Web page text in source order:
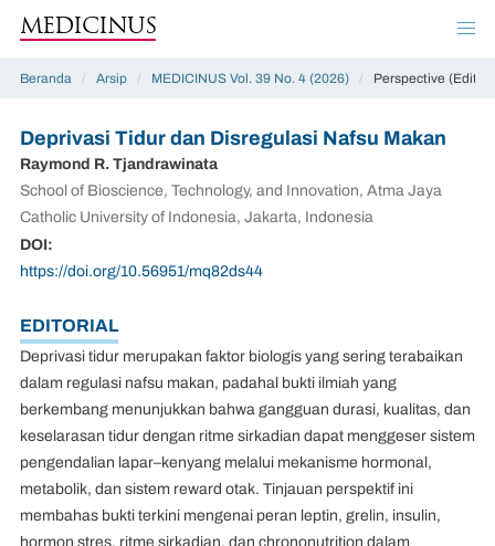
MEDICINUS
Beranda / Arsip / MEDICINUS Vol. 39 No. 4 (2026) / Perspective
Deprivasi Tidur dan Disregulasi Nafsu Makan
Raymond R. Tjandrawinata
School of Bioscience, Technology, and Innovation, Atma Jaya
Catholic University of Indonesia, Jakarta, Indonesia
DOI:
https://doi.org/10.56951/mq82ds44
EDITORIAL
Deprivasi tidur merupakan faktor biologis yang sering terabaikan
dalam regulasi nafsu makan, padahal bukti ilmiah yang
berkembang menunjukkan bahwa gangguan durasi, kualitas, dan
keselarasan tidur dengan ritme sirkadian dapat menggeser sistem
pengendalian lapar–kenyang melalui mekanisme hormonal,
metabolik, dan sistem reward otak. Tinjauan perspektif ini
membahas bukti terkini mengenai peran leptin, grelin, insulin,